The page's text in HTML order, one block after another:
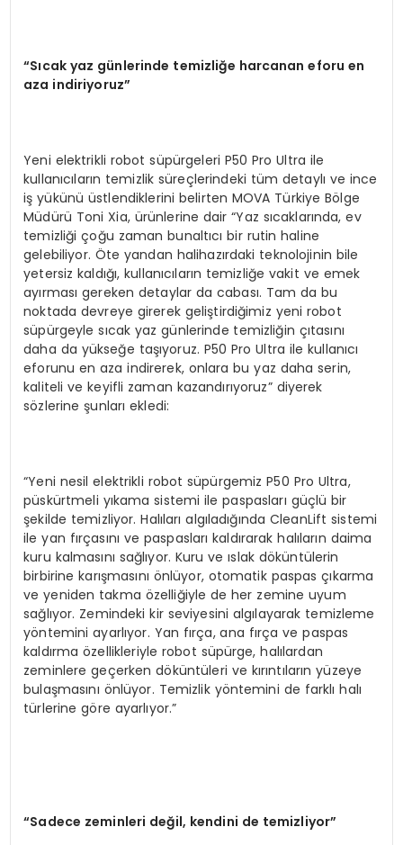
“Sıcak yaz günlerinde temizliğe harcanan eforu en
aza indiriyoruz”
Yeni elektrikli robot süpürgeleri P50 Pro Ultra ile
kullanıcıların temizlik süreçlerindeki tüm detaylı ve ince
iş yükünü üstlendiklerini belirten MOVA Türkiye Bölge
Müdürü Toni Xia, ürünlerine dair “Yaz sıcaklarında, ev
temizliği çoğu zaman bunaltıcı bir rutin haline
gelebiliyor. Öte yandan halihazırdaki teknolojinin bile
yetersiz kaldığı, kullanıcıların temizliğe vakit ve emek
ayırması gereken detaylar da cabası. Tam da bu
noktada devreye girerek geliştirdiğimiz yeni robot
süpürgeyle sıcak yaz günlerinde temizliğin çıtasını
daha da yükseğe taşıyoruz. P50 Pro Ultra ile kullanıcı
eforunu en aza indirerek, onlara bu yaz daha serin,
kaliteli ve keyifli zaman kazandırıyoruz” diyerek
sözlerine şunları ekledi:
“Yeni nesil elektrikli robot süpürgemiz P50 Pro Ultra,
püskürtmeli yıkama sistemi ile paspasları güçlü bir
şekilde temizliyor. Halıları algıladığında CleanLift sistemi
ile yan fırçasını ve paspasları kaldırarak halıların daima
kuru kalmasını sağlıyor. Kuru ve ıslak döküntülerin
birbirine karışmasını önlüyor, otomatik paspas çıkarma
ve yeniden takma özelliğiyle de her zemine uyum
sağlıyor. Zemindeki kir seviyesini algılayarak temizleme
yöntemini ayarlıyor. Yan fırça, ana fırça ve paspas
kaldırma özellikleriyle robot süpürge, halılardan
zeminlere geçerken döküntüleri ve kırıntıların yüzeye
bulaşmasını önlüyor. Temizlik yöntemini de farklı halı
türlerine göre ayarlıyor.”
“Sadece zeminleri değil, kendini de temizliyor”